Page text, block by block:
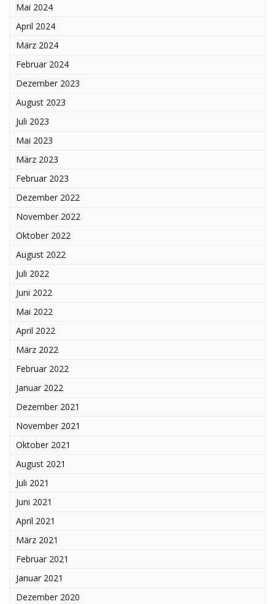
Mai 2024
April 2024
März 2024
Februar 2024
Dezember 2023
August 2023
Juli 2023
Mai 2023
März 2023
Februar 2023
Dezember 2022
November 2022
Oktober 2022
August 2022
Juli 2022
Juni 2022
Mai 2022
April 2022
März 2022
Februar 2022
Januar 2022
Dezember 2021
November 2021
Oktober 2021
August 2021
Juli 2021
Juni 2021
April 2021
März 2021
Februar 2021
Januar 2021
Dezember 2020